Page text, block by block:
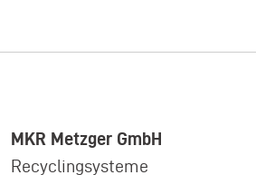
MKR Metzger GmbH
Recyclingsysteme